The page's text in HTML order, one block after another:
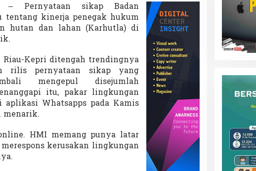
– Pernyataan sikap Badan
tentang kinerja penegak hukum
hutan dan lahan (Karhutla) di
Riau-Kepri ditengah trendingnya
rilis pernyataan sikap yang
mengepul disejumlah
itu, pakar lingkungan
Whatsapps pada Kamis
menarik.
HMI memang punya latar
kerusakan lingkungan